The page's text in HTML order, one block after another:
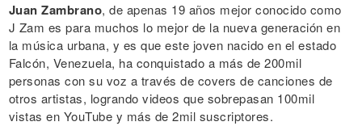
Juan Zambrano, de apenas 19 años mejor conocido como
J Zam es para muchos lo mejor de la nueva generación en
la música urbana, y es que este joven nacido en el estado
Falcón, Venezuela, ha conquistado a más de 200mil
personas con su voz a través de covers de canciones de
otros artistas, logrando videos que sobrepasan 100mil
vistas en YouTube y más de 2mil suscriptores.